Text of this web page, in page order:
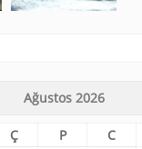
Ağustos 2026
Ç P C